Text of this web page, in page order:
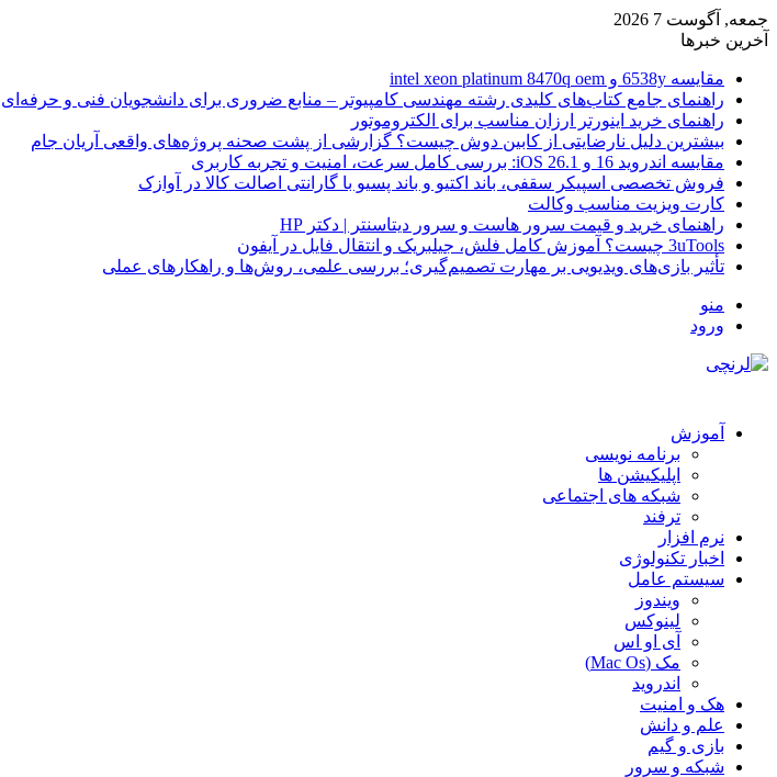
جمعه, آگوست 7 2026
آخرین خبرها
مقایسه 6538y و intel xeon platinum 8470q oem
راهنمای جامع کتاب‌های کلیدی رشته مهندسی کامپیوتر – منابع ضروری برای دانشجویان فنی و حرفه‌ای
راهنمای خرید اینورتر ارزان مناسب برای الکتروموتور
بیشترین دلیل نارضایتی از کابین دوش چیست؟ گزارشی از پشت صحنه پروژه‌های واقعی آریان جام
مقایسه اندروید 16 و iOS 26.1: بررسی کامل سرعت، امنیت و تجربه کاربری
فروش تخصصی اسپیکر سقفی، باند اکتیو و باند پسیو با گارانتی اصالت کالا در آوازک
کارت ویزیت مناسب وکالت
راهنمای خرید و قیمت سرور هاست و سرور دیتاسنتر | دکتر HP
3uTools چیست؟ آموزش کامل فلش، جیلبریک و انتقال فایل در آیفون
تأثیر بازی‌های ویدیویی بر مهارت تصمیم‌گیری؛ بررسی علمی، روش‌ها و راهکارهای عملی
منو
ورود
آموزش
برنامه نویسی
اپلیکیشن ها
شبکه های اجتماعی
ترفند
نرم افزار
اخبار تکنولوژی
سیستم عامل
ویندوز
لینوکس
آی او اس
مک (Mac Os)
اندروید
هک و امنیت
علم و دانش
بازی و گیم
شبکه و سرور